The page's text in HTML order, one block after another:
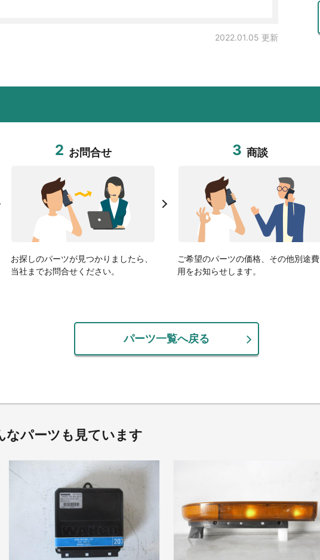
2022.01.05 更新
2 お問合せ
お探しのパーツが見つかりましたら、
当社までお問合せください。
3 商談
ご希望のパーツの価格、その他別途費
用をお知らせします。
パーツ一覧へ戻る
なパーツも見ています